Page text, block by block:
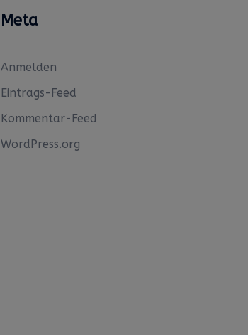
Meta
Anmelden
Eintrags-Feed
Kommentar-Feed
WordPress.org